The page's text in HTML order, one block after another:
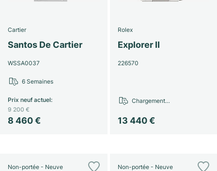
Cartier
Santos De Cartier
WSSA0037
8 460 €
Prix neuf actuel:
9 200 €
6 Semaines
Rolex
Explorer II
226570
13 440 €
Chargement…
Non-portée - Neuve Non-portée - Neuve